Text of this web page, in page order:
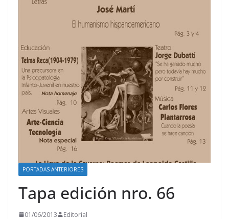
PORTADAS ANTERIORES
Tapa edición nro. 66
01/06/2013 Editorial